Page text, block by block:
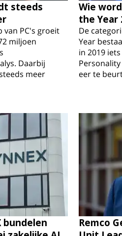
steeds
van PC's groeit
miljoen
Daarbij
meer
Wie
the Year
De
Year
in 2019
eer te
bundelen
Remco